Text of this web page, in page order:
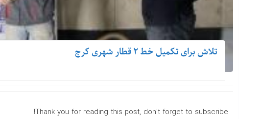
تلاش برای تکمیل خط ۲ قطار شهری کرج
Thank you for reading this post, don't forget to subscribe!